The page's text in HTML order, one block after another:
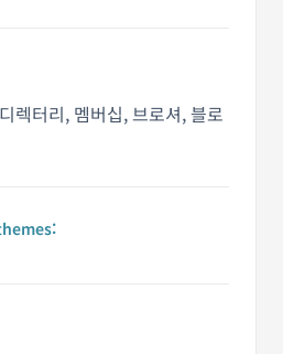
렉터리, 멤버십, 브로셔, 블로